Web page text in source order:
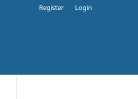
Register Login